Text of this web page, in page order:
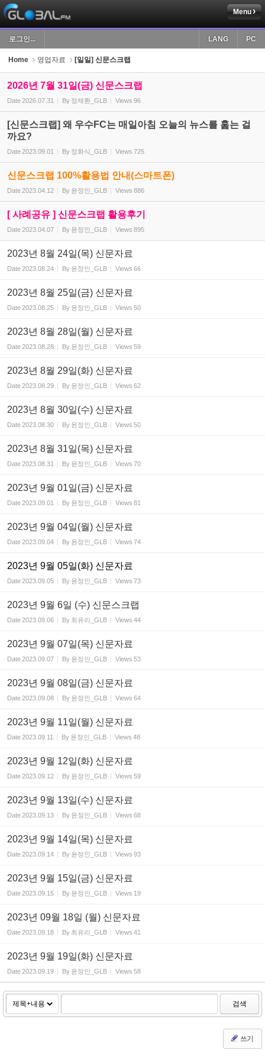
Menu
로그인... PC
LANG
Home 영업자료 [일일] 신문스크랩
2026년 7월 31일(금) 신문스크랩
Date2026.07.31 By 정제환_GLB Views 96
[신문스크랩] 왜 우수FC는 매일아침 오늘의 뉴스를 훑는 걸
까요?
Date2023.09.01 By 정화식_GLB Views 725
신문스크랩 100%활용법 안내(스마트폰)
Date2023.04.12 By 윤정인_GLB Views 886
[ 사례공유 ] 신문스크랩 활용후기
Date2023.04.07 By 윤정인_GLB Views 895
2023년 8월 24일(목) 신문자료
Date2023.08.24 By 윤정인_GLB Views 66
2023년 8월 25일(금) 신문자료
Date2023.08.25 By 윤정인_GLB Views 50
2023년 8월 28일(월) 신문자료
Date2023.08.28 By 윤정인_GLB Views 59
2023년 8월 29일(화) 신문자료
Date2023.08.29 By 윤정인_GLB Views 62
2023년 8월 30일(수) 신문자료
Date2023.08.30 By 윤정인_GLB Views 50
2023년 8월 31일(목) 신문자료
Date2023.08.31 By 윤정인_GLB Views 70
2023년 9월 01일(금) 신문자료
Date2023.09.01 By 윤정인_GLB Views 81
2023년 9월 04일(월) 신문자료
Date2023.09.04 By 윤정인_GLB Views 74
2023년 9월 05일(화) 신문자료
Date2023.09.05 By 윤정인_GLB Views 73
2023년 9월 6일 (수) 신문스크랩
Date2023.09.06 By 최유리_GLB Views 44
2023년 9월 07일(목) 신문자료
Date2023.09.07 By 윤정인_GLB Views 53
2023년 9월 08일(금) 신문자료
Date2023.09.08 By 윤정인_GLB Views 64
2023년 9월 11일(월) 신문자료
Date2023.09.11 By 윤정인_GLB Views 48
2023년 9월 12일(화) 신문자료
Date2023.09.12 By 윤정인_GLB Views 59
2023년 9월 13일(수) 신문자료
Date2023.09.13 By 윤정인_GLB Views 68
2023년 9월 14일(목) 신문자료
Date2023.09.14 By 윤정인_GLB Views 93
2023년 9월 15일(금) 신문자료
Date2023.09.15 By 윤정인_GLB Views 19
2023년 09월 18일 (월) 신문자료
Date2023.09.18 By 최유리_GLB Views 41
2023년 9월 19일(화) 신문자료
Date2023.09.19 By 윤정인_GLB Views 58
검색
쓰기
Sketchbook5, 스케치북5
Sketchbook5, 스케치북5